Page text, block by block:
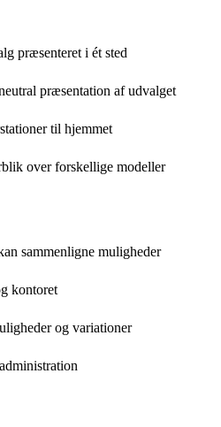
præsenteret i ét sted
præsentation af udvalget
til hjemmet
over forskellige modeller
sammenligne muligheder
kontoret
og variationer